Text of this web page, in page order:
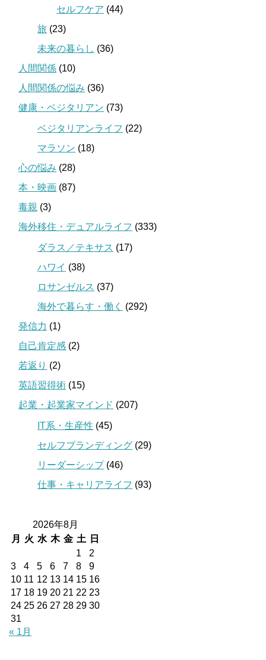
セルフケア (44)
旅 (23)
未来の暮らし (36)
人間関係 (10)
人間関係の悩み (36)
健康・ベジタリアン (73)
ベジタリアンライフ (22)
マラソン (18)
心の悩み (28)
本・映画 (87)
毒親 (3)
海外移住・デュアルライフ (333)
ダラス／テキサス (17)
ハワイ (38)
ロサンゼルス (37)
海外で暮らす・働く
(292)
発信力 (1)
自己肯定感 (2)
若返り (2)
英語習得術 (15)
起業・起業家マインド (207)
IT系・生産性 (45)
セルフブランディング (29)
リーダーシップ(46)
仕事・キャリアライフ (93)
2026年8月
月
火 水 木 金 土
日
1
2
3
4 5 6 7 8
9
10 11 12 13 14 15 16
17 18 19 20 21 22 23
24 25 26 27 28 29 30
31
« 1月